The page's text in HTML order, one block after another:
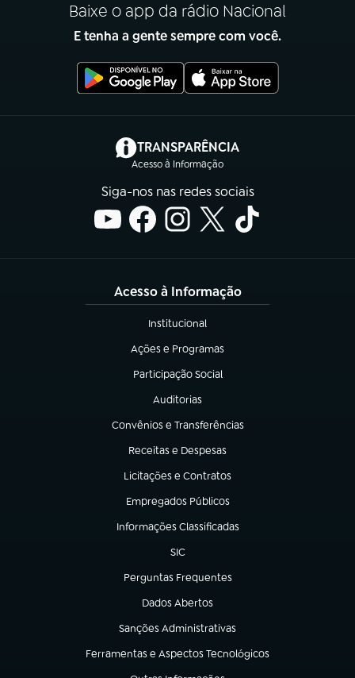
Baixe o app da rádio Nacional
E tenha a gente sempre com você.
TRANSPARÊNCIA
Acesso à Informação
(abre em nova aba)
Siga-nos nas redes sociais
Acesso à Informação
Institucional
(abre em nova aba)
Ações e Programas
(abre em nova aba)
Participação Social
(abre em nova aba)
Auditorias
(abre em nova aba)
Convênios e Transferências
(abre em nova aba)
Receitas e Despesas
(abre em nova aba)
Licitações e Contratos
(abre em nova aba)
Empregados Públicos
(abre em nova aba)
Informações Classificadas
(abre em nova aba)
SIC
(abre em nova aba)
Perguntas Frequentes
(abre em nova aba)
Dados Abertos
(abre em nova aba)
Sanções Administrativas
(abre em nova aba)
Ferramentas e Aspectos Tecnológicos
(abre em nova aba)